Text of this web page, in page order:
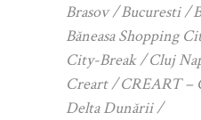
Brasov
Bucuresti
Băneasa Shopping
City-Break
Cluj
Creart
CREART –
Delta Dunării